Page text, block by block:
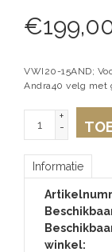
€
VWI20-15AND;
Andra40 velg met
+
-
Informatie
winkel: